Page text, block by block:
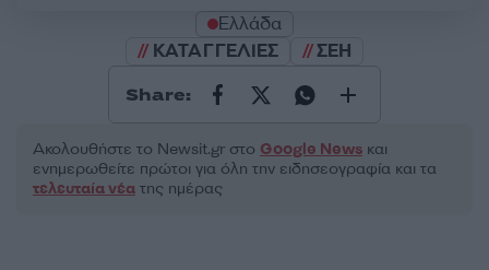
Ελλάδα
ΚΑΤΑΓΓΕΛΙΕΣ
ΣΕΗ
Share:
Ακολουθήστε το Νewsit.gr στο Google News και
ενημερωθείτε πρώτοι για όλη την ειδησεογραφία και τα
τελευταία νέα της ημέρας